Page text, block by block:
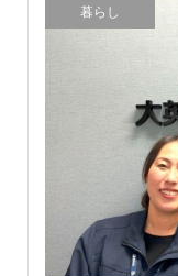
暮らし